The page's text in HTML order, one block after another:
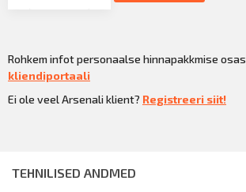
Rohkem infot personaalse hinnapakkmise osas
kliendiportaali
Ei ole veel Arsenali klient? Registreeri siit!
TEHNILISED ANDMED